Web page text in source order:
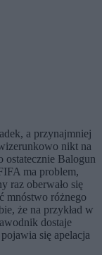
a przynajmniej
nikt na
ostatecznie Balogun
ma problem,
raz oberwało się
mnóstwo różnego
że na przykład w
dostaje
się apelacja